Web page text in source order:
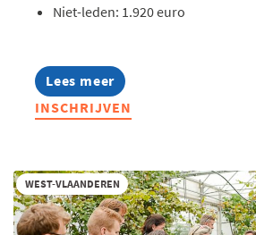
Niet-leden: 1.920 euro
Lees meer
about
Lerend
Netwerk
INSCHRIJVEN
WEST-VLAANDEREN